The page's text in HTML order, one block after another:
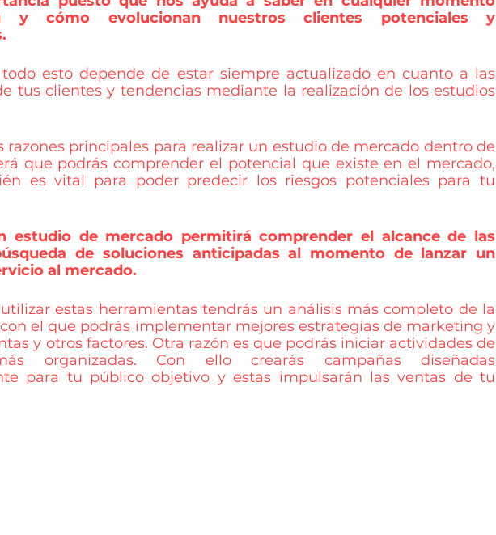
y cómo evolucionan nuestros clientes potenciales y
esto depende de estar siempre actualizado en cuanto a las
tus clientes y tendencias mediante la realización de los estudios
razones principales para realizar un estudio de mercado dentro de
que podrás comprender el potencial que existe en el mercado,
es vital para poder predecir los riesgos potenciales para tu
estudio de mercado permitirá comprender el alcance de las
de soluciones anticipadas al momento de lanzar un
al mercado.
estas herramientas tendrás un análisis más completo de la
el que podrás implementar mejores estrategias de marketing y
y otros factores. Otra razón es que podrás iniciar actividades de
organizadas. Con ello crearás campañas diseñadas
para tu público objetivo y estas impulsarán las ventas de tu